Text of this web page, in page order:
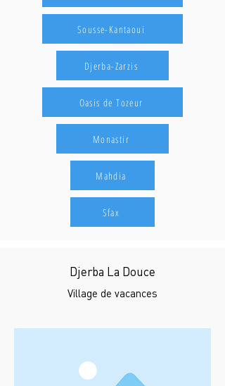
Sousse-Kantaoui
Djerba-Zarzis
Oasis de Tozeur
Monastir
Mahdia
Sfax
Djerba La Douce
Village de vacances